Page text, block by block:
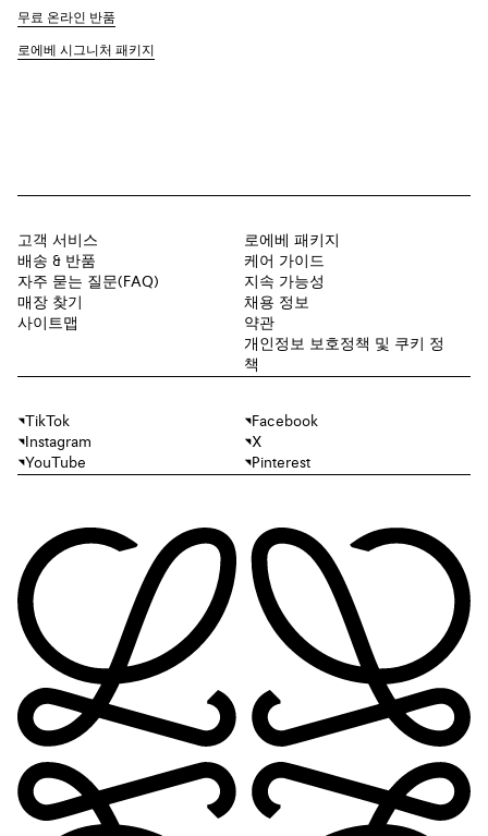
무료 온라인 반품
로에베 시그니처 패키지
고객 서비스
배송 & 반품
자주 묻는 질문(FAQ)
매장 찾기
사이트맵
로에베 패키지
케어 가이드
지속 가능성
채용 정보
약관
개인정보 보호정책 및 쿠키 정
책
TikTok
Facebook
Instagram
X
YouTube
Pinterest